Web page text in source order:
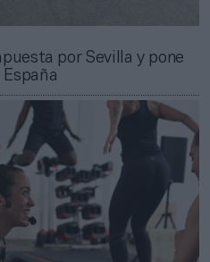
por Sevilla y pone